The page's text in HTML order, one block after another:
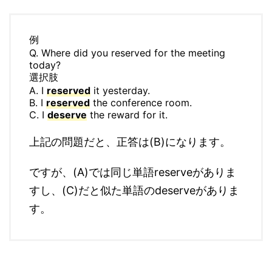
例
Q. Where did you reserved for the meeting
today?
選択肢
A. I reserved it yesterday.
B. I reserved the conference room.
C. I deserve the reward for it.
上記の問題だと、正答は(B)になります。
ですが、(A)では同じ単語reserveがありま
すし、(C)だと似た単語のdeserveがありま
す。